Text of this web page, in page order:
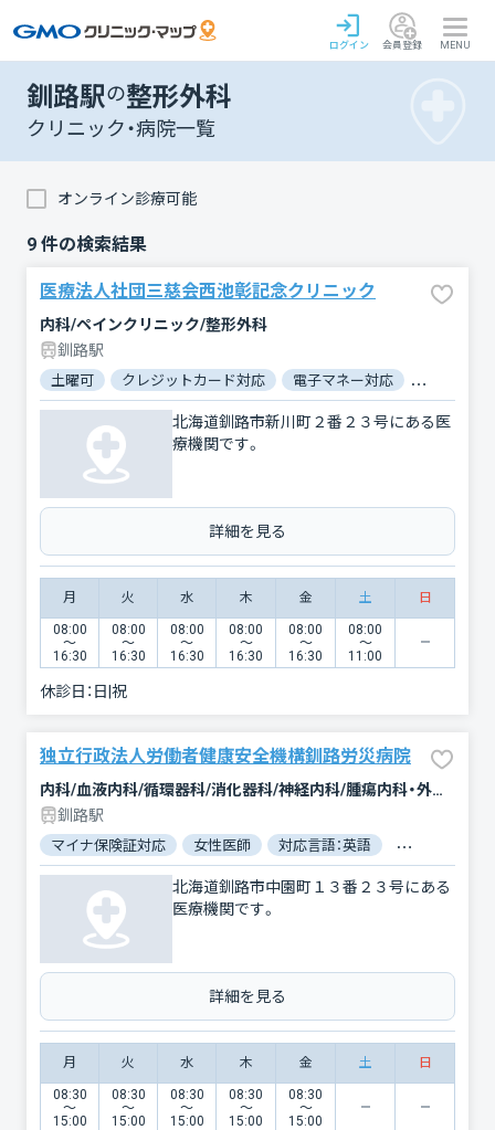
ログイン 会員登録 MENU
釧路駅の整形外科
クリニック・病院一覧
オンライン診療可能
9 件の検索結果
医療法人社団三慈会西池彰記念クリニック
内科/ペインクリニック/整形外科
釧路駅
土曜可 クレジットカード対応 電子マネー対応 マイナ保
北海道釧路市新川町２番２３号にある医
療機関です。
詳細を見る
月 火 水 木 金 土 日
08:00
〜
16:30
08:00
〜
16:30
08:00
〜
16:30
08:00
〜
16:30
08:00
〜
16:30
08:00
〜
11:00
休診日： 日|祝
独立行政法人労働者健康安全機構釧路労災病院
内科/血液内科/循環器科/消化器科/神経内科/腫瘍内科・外科/緩和ケア/外科/脳神経外科/整形外科/形成外科/婦人科/眼科/耳鼻咽喉科/皮膚科/泌尿器科/精神科・神経科/歯科/歯科口腔外科/リハビリテーション/放射線科/臨床検査・病理診断/麻酔科
釧路駅
マイナ保険証対応 女性医師 対応言語：英語 対応言語：中
北海道釧路市中園町１３番２３号にある
医療機関です。
詳細を見る
月 火 水 木 金 土 日
08:30
〜
15:00
08:30
〜
15:00
08:30
〜
15:00
08:30
〜
15:00
08:30
〜
15:00